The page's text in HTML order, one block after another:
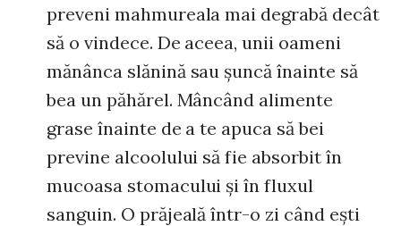
preveni mahmureala mai degrabă decât
să o vindece. De aceea, unii oameni
mănânca slănină sau şuncă înainte să
bea un păhărel. Mâncând alimente
grase înainte de a te apuca să bei
previne alcoolului să fie absorbit în
mucoasa stomacului şi în fluxul
sanguin. O prăjeală într-o zi când eşti